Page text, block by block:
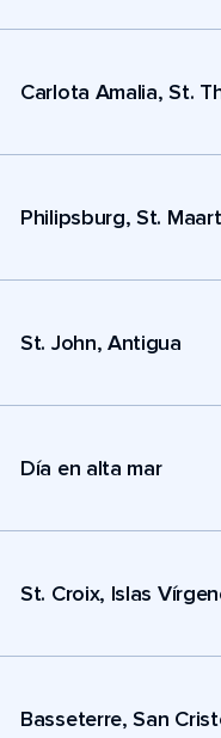
Carlota Amalia, St.
Philipsburg, St.
St. John, Antigua
Día en alta mar
St. Croix, Islas
Basseterre, San